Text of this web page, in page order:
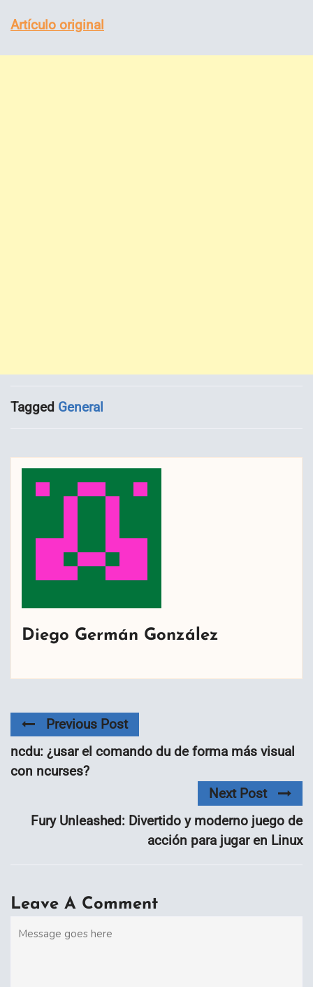
Artículo original
Tagged General
Diego Germán González
Previous Post
ncdu: ¿usar el comando du de forma más visual
con ncurses?
Next Post
Fury Unleashed: Divertido y moderno juego de
acción para jugar en Linux
Leave A Comment